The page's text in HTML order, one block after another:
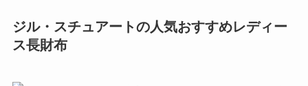
ジル・スチュアートの人気おすすめレディー
ス長財布